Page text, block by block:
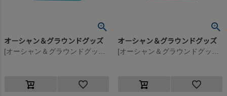
オーシャン＆グラウンドグッズ オーシャン＆グラウンドグッズ